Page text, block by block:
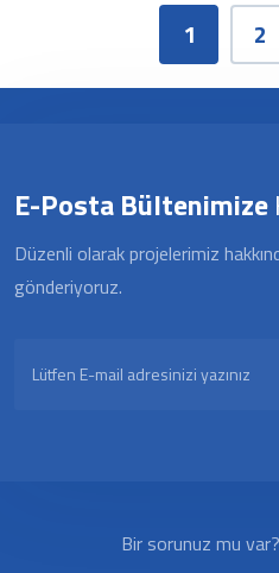
1 2
E-Posta Bültenimize
Düzenli olarak projelerimiz
gönderiyoruz.
Bir sorunuz mu